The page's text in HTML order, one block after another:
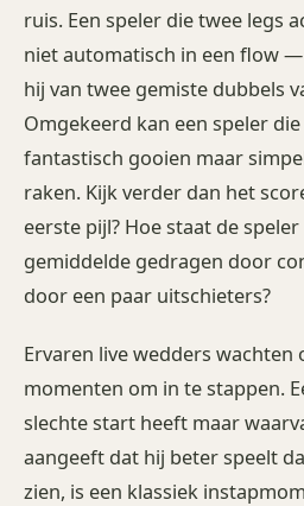
ruis. Een speler die twee legs
niet automatisch in een flow
hij van twee gemiste dubbels
Omgekeerd kan een speler
fantastisch gooien maar
raken. Kijk verder dan het
eerste pijl? Hoe staat de
gemiddelde gedragen door
door een paar uitschieters?
Ervaren live wedders wachten
momenten om in te stappen.
slechte start heeft maar
aangeeft dat hij beter speelt
zien, is een klassiek